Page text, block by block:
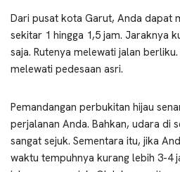
Dari pusat kota Garut, Anda dapat
sekitar 1 hingga 1,5 jam. Jaraknya
saja. Rutenya melewati jalan
melewati pedesaan asri.
Pemandangan perbukitan hijau
perjalanan Anda. Bahkan, udara di
sangat sejuk. Sementara itu, jika
waktu tempuhnya kurang lebih 3-4